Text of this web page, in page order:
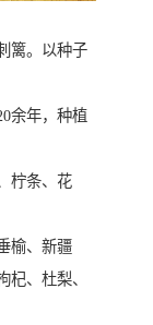
篱。以种子
余年，种植
柠条、花
榆、新疆
、杜梨、